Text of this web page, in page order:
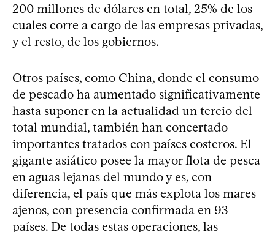
200 millones de dólares en total, 25% de los
cuales corre a cargo de las empresas privadas,
y el resto, de los gobiernos.
Otros países, como China, donde el consumo
de pescado ha aumentado significativamente
hasta suponer en la actualidad un tercio del
total mundial, también han concertado
importantes tratados con países costeros. El
gigante asiático posee la mayor flota de pesca
en aguas lejanas del mundo y es, con
diferencia, el país que más explota los mares
ajenos, con presencia confirmada en 93
países. De todas estas operaciones, las